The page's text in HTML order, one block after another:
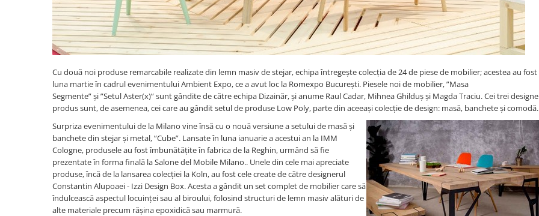
Cu două noi produse remarcabile realizate din lemn masiv de stejar, echipa întregește colecția de 24 de piese de mobilier; acestea au
luna martie în cadrul evenimentului Ambient Expo, ce a avut loc la Romexpo București. Piesele noi de mobilier, ”Masa
Segmente” și ”Setul Aster(x)” sunt gândite de către echipa Dizainăr, și anume Raul Cadar, Mihnea Ghilduș și Magda Traciu. Cei trei
produs sunt, de asemenea, cei care au gândit setul de produse Low Poly, parte din aceeași colecție de design: masă, banchete și comodă.
Surpriza evenimentului de la Milano vine însă cu o nouă versiune a setului de masă și
banchete din stejar și metal, ”Cube”. Lansate în luna ianuarie a acestui an la IMM
Cologne, produsele au fost îmbunătățite în fabrica de la Reghin, urmând să fie
prezentate în forma finală la Salone del Mobile Milano.. Unele din cele mai apreciate
produse, încă de la lansarea colecției la Koln, au fost cele create de către designerul
Constantin Alupoaei - Izzi Design Box. Acesta a gândit un set complet de mobilier care să
îndulcească aspectul locuinței sau al biroului, folosind structuri de lemn masiv alături de
alte materiale precum rășina epoxidică sau marmură.